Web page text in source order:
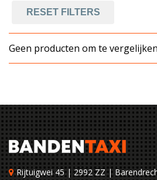
RESET FILTERS
Geen producten om te vergelijken
Rijtuigwei 45 | 2992 ZZ |